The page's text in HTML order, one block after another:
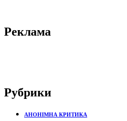
Реклама
Рубрики
АНОНІМНА КРИТИКА